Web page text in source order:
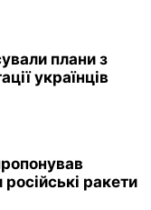
плани з
українців
ракети